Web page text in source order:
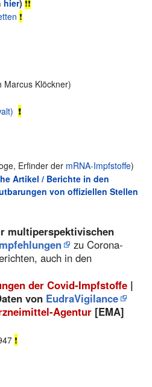
hier) ❗❗
❗
Marcus Klöckner)
❗
Erfinder der mRNA-Impfstoffe)
Artikel / Berichte in den
von offiziellen Stellen
multiperspektivischen
zu Corona-
auch in den
der Covid-Impfstoffe |
von EudraVigilance
Agentur [EMA]
❗